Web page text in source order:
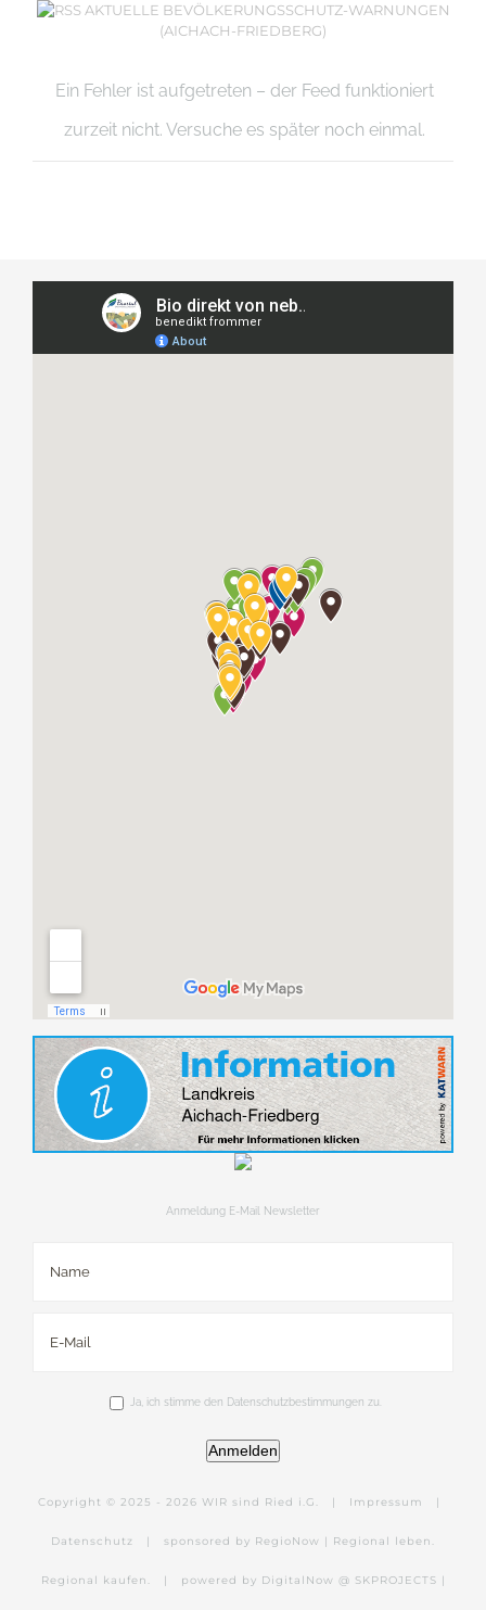
AKTUELLE BEVÖLKERUNGSSCHUTZ-WARNUNGEN
(AICHACH-FRIEDBERG)
Ein Fehler ist aufgetreten – der Feed funktioniert
zurzeit nicht. Versuche es später noch einmal.
Anmeldung E-Mail Newsletter
Ja, ich stimme den Datenschutzbestimmungen zu.
Anmelden
Copyright © 2025 - 2026 WIR sind Ried i.G. | Impressum |
Datenschutz | sponsored by RegioNow | Regional leben.
Regional kaufen. | powered by DigitalNow @ SKPROJECTS |